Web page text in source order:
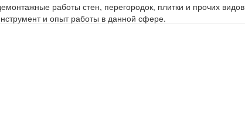
работы стен, перегородок, плитки и прочих видов
и опыт работы в данной сфере.